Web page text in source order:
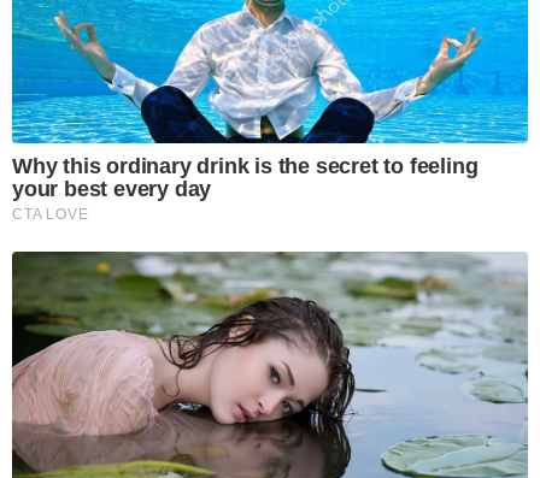
Why this ordinary drink is the secret to feeling
your best every day
CTA LOVE